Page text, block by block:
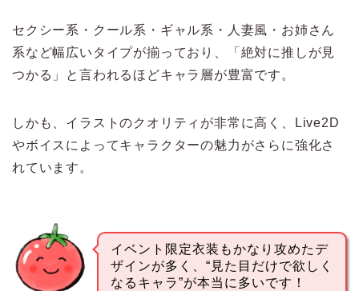
セクシー系・クール系・ギャル系・人妻風・お姉さん
系など幅広いタイプが揃っており、「絶対に推しが見
つかる」と言われるほどキャラ層が豊富です。
しかも、イラストのクオリティが非常に高く、Live2D
やボイスによってキャラクターの魅力がさらに強化さ
れています。
イベント限定衣装もかなり攻めたデ
ザインが多く、“見た目だけで欲しく
なるキャラ”が本当に多いです！